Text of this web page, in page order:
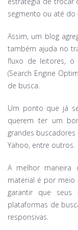
segmento ou até do
Assim, um blog
também ajuda no
fluxo de leitores, o
(Search Engine
de busca.
Um ponto que já
querem ter um
grandes
Yahoo, entre outros.
A melhor maneira
material é por meio
garantir que seus
plataformas de
responsivas.